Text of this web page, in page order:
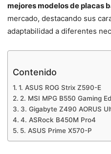
mejores modelos de placas
mercado, destacando sus
adaptabilidad a diferentes
Contenido
1. ASUS ROG Strix Z590-E
2. MSI MPG B550 Gaming
3. Gigabyte Z490 AORUS
4. ASRock B450M Pro4
5. ASUS Prime X570-P